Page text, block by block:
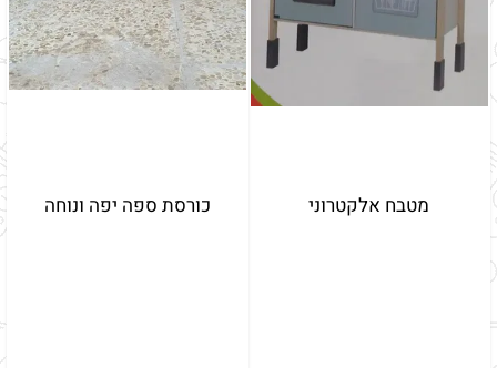
מטבח אלקטרוני כורסת ספה יפה ונוחה